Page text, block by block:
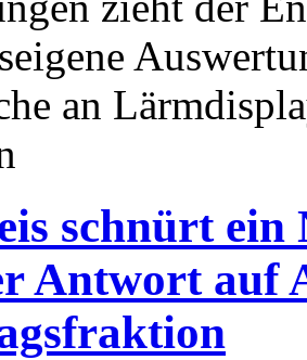
an
schnürt ein
Antwort auf